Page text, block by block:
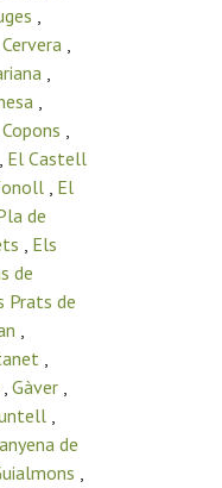
,
Cervera ,
,
,
Copons ,
, El Castell
, El
de
, Els
de
Prats de
,
,
, Gàver ,
,
de
,